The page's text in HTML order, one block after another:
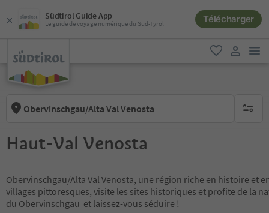
Südtirol Guide App
Le guide de voyage numérique du Sud-Tyrol Télécharger
favori
Obervinschgau/Alta Val Venosta aucun
Haut-Val Venosta
Obervinschgau/Alta Val Venosta, une région riche en histoire et
villages pittoresques, visite les sites historiques et profite de la
du Obervinschgau et laissez-vous séduire !